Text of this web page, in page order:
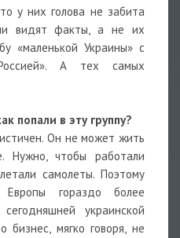
у них голова не забита
видят факты, а не их
«маленькой Украины» с
А тех самых
попали в эту группу?
Он не может жить
Нужно, чтобы работали
самолеты. Поэтому
гораздо более
украинской
бизнес, мягко говоря, не